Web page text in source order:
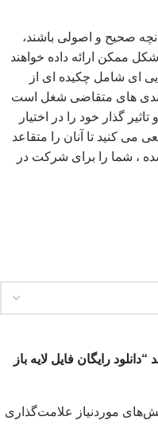
صحیح و اصولی باشند،
ممکن ارائه داده خواهند
ای شامل چکیده ای از
های متقاضی شغل است
گذار خود را در اختیار
می کنید تا آنان را متقاعد
، شما را برای شرکت در
رایگان فایل لایه باز
موردنیاز علامت‌گذاری